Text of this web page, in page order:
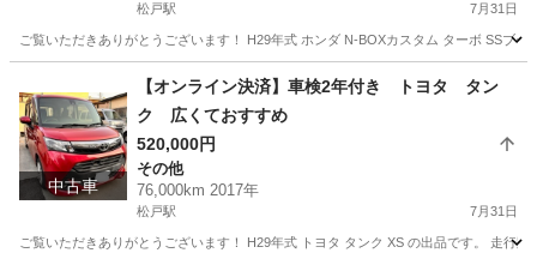
松戸駅 7月31日
ご覧いただきありがとうございます！ H29年式 ホンダ N-BOXカスタム ターボ SSブ
松戸駅 N-BOX ターボ
中古車
【オンライン決済】車検2年付き トヨタ タン
ク 広くておすすめ
520,000円
その他
76,000km 2017年
松戸駅 7月31日
ご覧いただきありがとうございます！ H29年式 トヨタ タンク XS の出品です。 走行